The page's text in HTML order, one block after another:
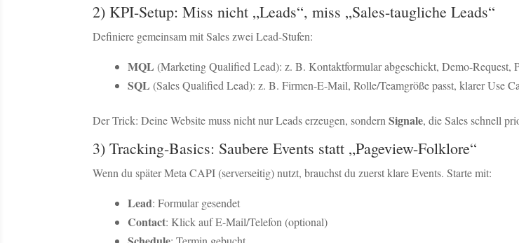
2) KPI-Setup: Miss nicht „Leads“, miss „Sales-taugliche Leads“
Definiere gemeinsam mit Sales zwei Lead-Stufen:
MQL (Marketing Qualified Lead): z. B. Kontaktformular abgeschickt, Demo-Request,
SQL (Sales Qualified Lead): z. B. Firmen-E-Mail, Rolle/Teamgröße passt, klarer Use
Der Trick: Deine Website muss nicht nur Leads erzeugen, sondern Signale, die Sales schnell
3) Tracking-Basics: Saubere Events statt „Pageview-Folklore“
Wenn du später Meta CAPI (serverseitig) nutzt, brauchst du zuerst klare Events. Starte mit:
Lead: Formular gesendet
Contact: Klick auf E-Mail/Telefon (optional)